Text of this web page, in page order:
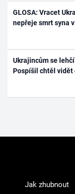
GLOSA: Vracet
nepřeje smrt syna
Ukrajincům se
Pospíšil chtěl vidět
Jak zhubnout